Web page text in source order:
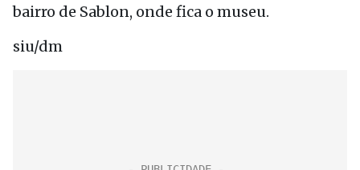
bairro de Sablon, onde fica o museu.
siu/dm